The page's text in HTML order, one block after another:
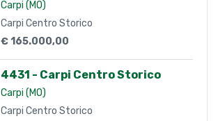
Carpi Centro Storico
€ 340.000,00
1315 - Carpi Centro Storico
Carpi (MO)
Carpi Centro Storico